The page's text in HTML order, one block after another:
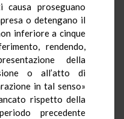
proseguano
o detengano il
inferiore a cinque
rendendo,
della
o all’atto di
in tal senso»
rispetto della
precedente